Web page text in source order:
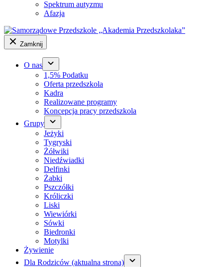
Spektrum autyzmu
Afazja
Zamknij
O nas
1,5% Podatku
Oferta przedszkola
Kadra
Realizowane programy
Koncepcja pracy przedszkola
Grupy
Jeżyki
Tygryski
Żółwiki
Niedźwiadki
Delfinki
Żabki
Pszczółki
Króliczki
Liski
Wiewiórki
Sówki
Biedronki
Motylki
Żywienie
Dla Rodziców (aktualna strona)